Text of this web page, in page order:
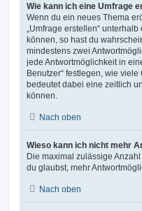
Wie kann ich eine Umfrage
Wenn du ein neues Thema
„Umfrage erstellen“
können, so hast du
mindestens zwei
jede Antwortmöglichkeit in
Benutzer“ festlegen, wie
bedeutet dabei eine zeitlich
können.
Nach oben
Wieso kann ich nicht mehr
Die maximal zulässige
du glaubst, mehr
Nach oben